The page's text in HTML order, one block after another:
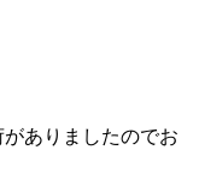
ありましたのでお